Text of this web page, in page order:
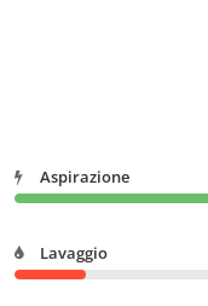
Aspirazione
Lavaggio